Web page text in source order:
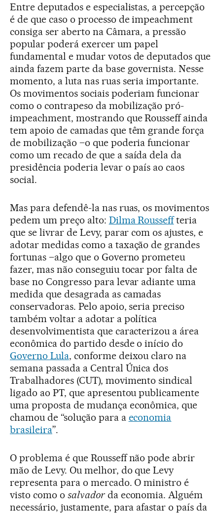
Entre deputados e especialistas, a percepção
é de que caso o processo de impeachment
consiga ser aberto na Câmara, a pressão
popular poderá exercer um papel
fundamental e mudar votos de deputados que
ainda fazem parte da base governista. Nesse
momento, a luta nas ruas seria importante.
Os movimentos sociais poderiam funcionar
como o contrapeso da mobilização pró-
impeachment, mostrando que Rousseff ainda
tem apoio de camadas que têm grande força
de mobilização –o que poderia funcionar
como um recado de que a saída dela da
presidência poderia levar o país ao caos
social.
Mas para defendê-la nas ruas, os movimentos
pedem um preço alto: Dilma Rousseffteria
que se livrar de Levy, parar com os ajustes, e
adotar medidas como a taxação de grandes
fortunas –algo que o Governo prometeu
fazer, mas não conseguiu tocar por falta de
base no Congresso para levar adiante uma
medida que desagrada as camadas
conservadoras. Pelo apoio, seria preciso
também voltar a adotar a política
desenvolvimentista que caracterizou a área
econômica do partido desde o início do
Governo Lula, conforme deixou claro na
semana passada a Central Única dos
Trabalhadores (CUT), movimento sindical
ligado ao PT, que apresentou publicamente
uma proposta de mudança econômica, que
chamou de “solução para a economia
brasileira”.
O problema é que Rousseff não pode abrir
mão de Levy. Ou melhor, do que Levy
representa para o mercado. O ministro é
visto como o salvadorda economia. Alguém
necessário, justamente, para afastar o país da